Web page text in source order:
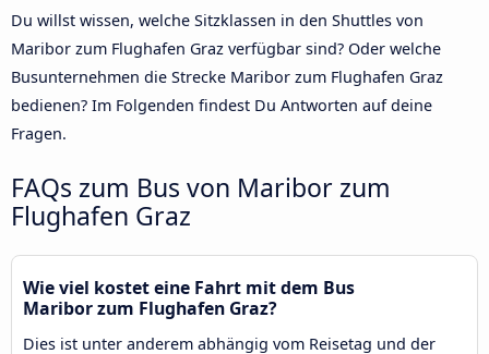
Du willst wissen, welche Sitzklassen in den Shuttles von
Maribor zum Flughafen Graz verfügbar sind? Oder welche
Busunternehmen die Strecke Maribor zum Flughafen Graz
bedienen? Im Folgenden findest Du Antworten auf deine
Fragen.
FAQs zum Bus von Maribor zum
Flughafen Graz
Wie viel kostet eine Fahrt mit dem Bus
Maribor zum Flughafen Graz?
Dies ist unter anderem abhängig vom Reisetag und der